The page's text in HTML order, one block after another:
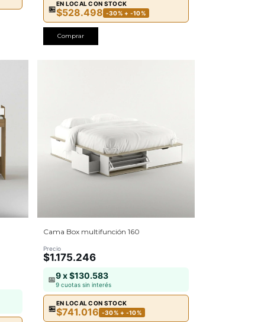
🏪
EN LOCAL CON STOCK
$528.498 -30% + -10%
Comprar
Cama Box multifunción 160
Precio
$1.175.246
📅9 x $130.583
9 cuotas sin interés
🏪
EN LOCAL CON STOCK
$741.016 -30% + -10%